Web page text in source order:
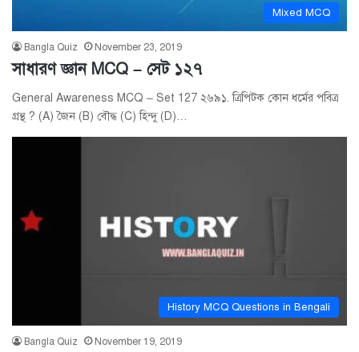
Mixed MCQ
Bangla Quiz November 23, 2019
সাধারণ জ্ঞান MCQ – সেট ১২৭
General Awareness MCQ – Set 127 ২৬৯১. ত্রিপিটক কোন ধর্মের পবিত্র
গ্রন্থ ? (A) জৈন (B) বৌদ্ধ (C) হিন্দু (D)…
History MCQ Questions in Bengali
Bangla Quiz November 19, 2019